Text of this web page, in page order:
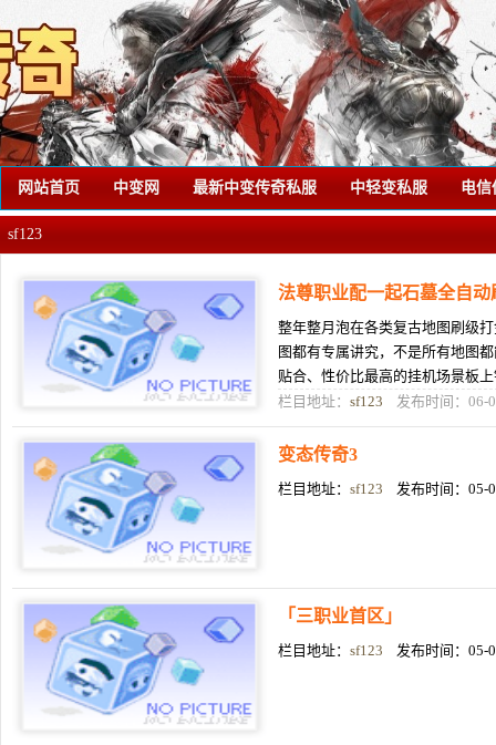
网站首页 中变网 最新中变传奇私服 中轻变私服 电信
sf123
法尊职业配一起石墓全自
整年整月泡在各类复古地图刷级
图都有专属讲究，不是所有地图
贴合、性价比最高的挂机场景板
下，优势直来直去拉满，是数不清
栏目地址： sf123 发布时间：06-
变态传奇3
栏目地址： sf123 发布时间：05-
「三职业首区」
栏目地址： sf123 发布时间：05-